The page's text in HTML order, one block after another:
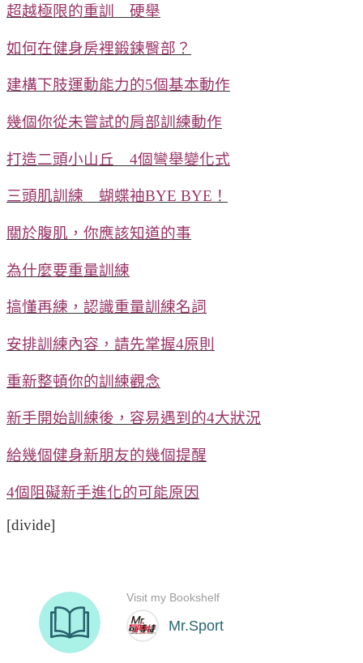
超越極限的重訓 硬舉
如何在健身房裡鍛鍊臀部？
建構下肢運動能力的5個基本動作
幾個你從未嘗試的肩部訓練動作
打造二頭小山丘 4個彎舉變化式
三頭肌訓練 蝴蝶袖BYE BYE！
關於腹肌，你應該知道的事
為什麼要重量訓練
搞懂再練，認識重量訓練名詞
安排訓練內容，請先掌握4原則
重新整頓你的訓練觀念
新手開始訓練後，容易遇到的4大狀況
給幾個健身新朋友的幾個提醒
4個阻礙新手進化的可能原因
[divide]